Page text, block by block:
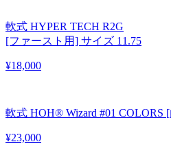
軟式 HYPER TECH R2G
[ファースト用] サイズ 11.75
¥18,000
軟式 HOH® Wizard #01 COLORS
¥23,000